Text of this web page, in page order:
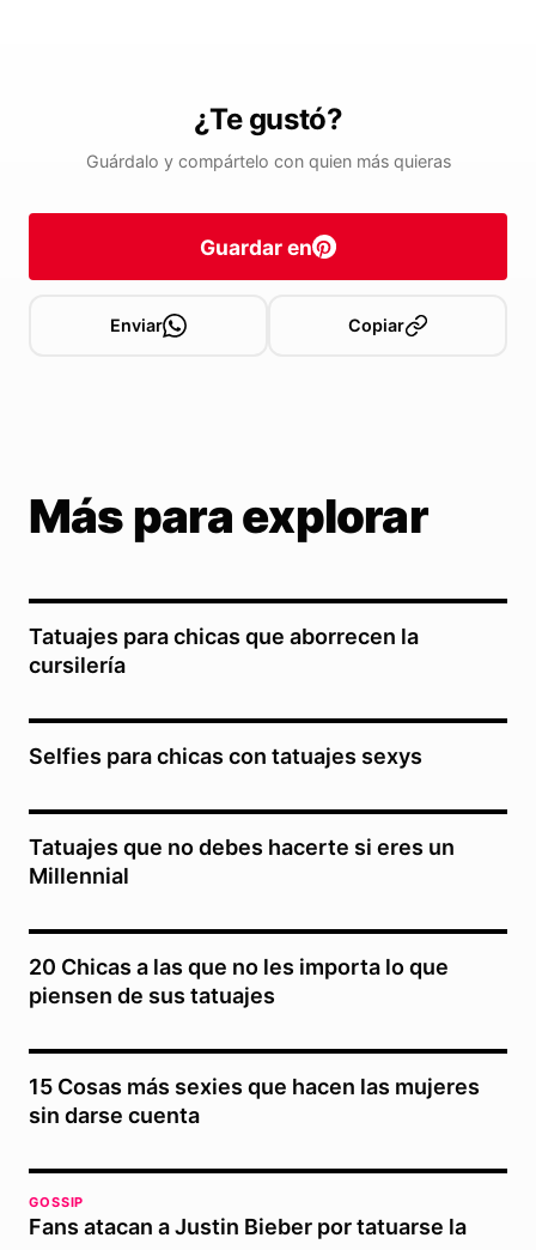
¿Te gustó?
Guárdalo y compártelo con quien más quieras
Guardar en
Enviar Copiar
Más para explorar
Tatuajes para chicas que aborrecen la
cursilería
Selfies para chicas con tatuajes sexys
Tatuajes que no debes hacerte si eres un
Millennial
20 Chicas a las que no les importa lo que
piensen de sus tatuajes
15 Cosas más sexies que hacen las mujeres
sin darse cuenta
GOSSIP
Fans atacan a Justin Bieber por tatuarse la